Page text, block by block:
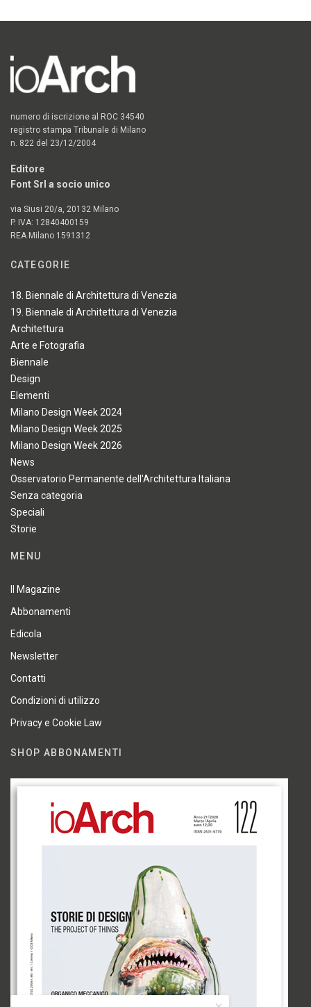
numero di iscrizione al ROC 34540
registro stampa Tribunale di Milano
n. 822 del 23/12/2004
Editore
Font Srl a socio unico
via Siusi 20/a, 20132 Milano
P. IVA: 12840400159
REA Milano 1591312
CATEGORIE
18. Biennale di Architettura di Venezia
19. Biennale di Architettura di Venezia
Architettura
Arte e Fotografia
Biennale
Design
Elementi
Milano Design Week 2024
Milano Design Week 2025
Milano Design Week 2026
News
Osservatorio Permanente dell'Architettura Italiana
Senza categoria
Speciali
Storie
MENU
Il Magazine
Abbonamenti
Edicola
Newsletter
Contatti
Condizioni di utilizzo
Privacy e Cookie Law
SHOP ABBONAMENTI